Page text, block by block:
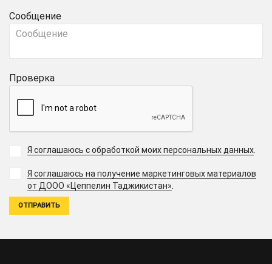
Сообщение
Проверка
Я соглашаюсь с обработкой моих персональных данных.
Я соглашаюсь на получение маркетинговых материалов
от ДООО «Цеппелин Таджикистан».